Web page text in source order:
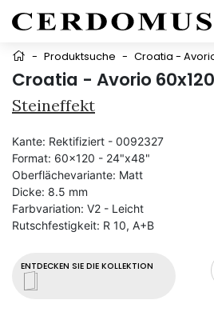
- Produktsuche - Croatia -
Croatia - Avorio
Steineffekt
ENTDECKEN SIE DIE KOLLEKTION
Kante: Rektifiziert - 0092327
Format: 60x120 - 24"x48"
Oberflächevariante: Matt
Dicke: 8.5 mm
Farbvariation: V2 - Leicht
Rutschfestigkeit: R 10, A+B